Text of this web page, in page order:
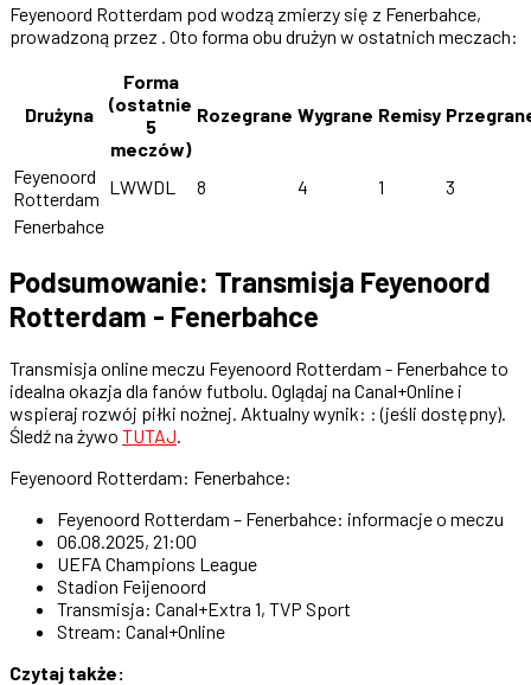
Feyenoord Rotterdam pod wodzą zmierzy się z Fenerbahce,
prowadzoną przez . Oto forma obu drużyn w ostatnich meczach:
Drużyna
Forma
(ostatnie
5
meczów)
Rozegrane Wygrane Remisy
Feyenoord
Rotterdam
LWWDL 8 4 1
3
Fenerbahce
Podsumowanie: Transmisja Feyenoord
Rotterdam - Fenerbahce
Transmisja online meczu Feyenoord Rotterdam - Fenerbahce to
idealna okazja dla fanów futbolu. Oglądaj na Canal+Online i
wspieraj rozwój piłki nożnej. Aktualny wynik: : (jeśli dostępny).
Śledź na żywo TUTAJ
Feyenoord Rotterdam: Fenerbahce:
Feyenoord Rotterdam – Fenerbahce: informacje o meczu
06.08.2025, 21:00
UEFA Champions League
Stadion Feijenoord
Transmisja: Canal+Extra 1, TVP Sport
Stream: Canal+Online
Czytaj także: